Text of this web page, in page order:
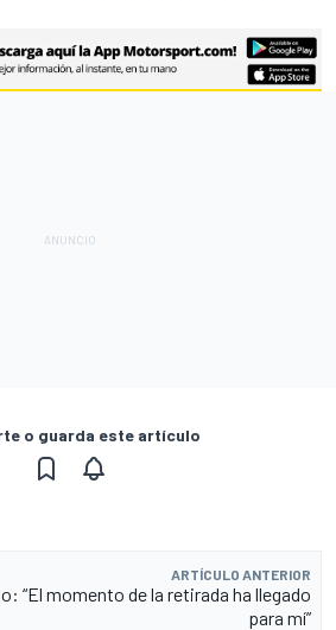
o guarda este artículo
ARTÍCULO ANTERIOR
“El momento de la retirada ha llegado
para mí”